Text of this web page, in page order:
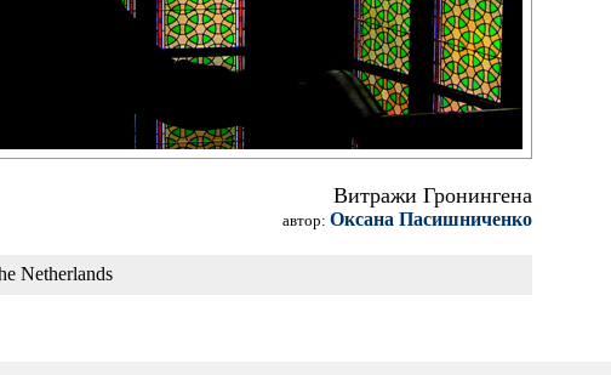
Витражи Гронингена
автор: Оксана Пасишниченко
Netherlands